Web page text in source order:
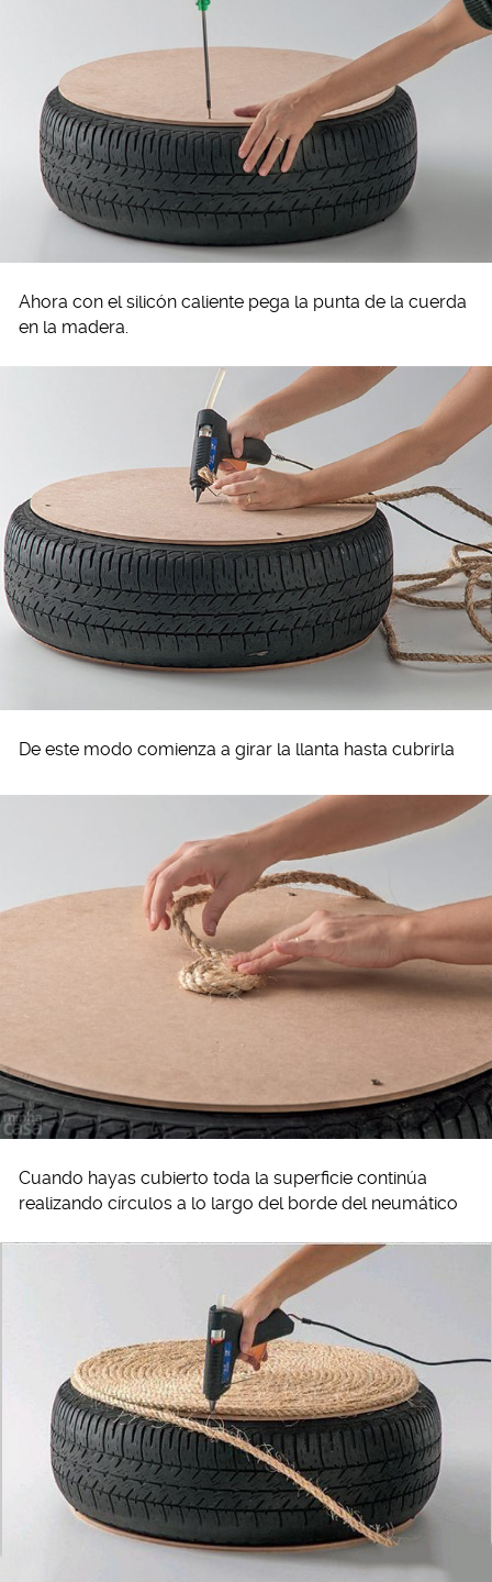
Ahora con el silicón caliente pega la punta de la cuerda
en la madera.
De este modo comienza a girar la llanta hasta cubrirla
Cuando hayas cubierto toda la superficie continúa
realizando círculos a lo largo del borde del neumático